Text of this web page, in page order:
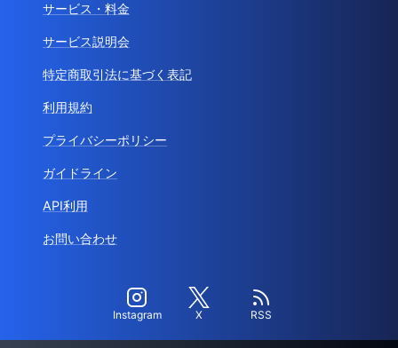
サービス・料金
サービス説明会
特定商取引法に基づく表記
利用規約
プライバシーポリシー
ガイドライン
API利用
お問い合わせ
Instagram X RSS